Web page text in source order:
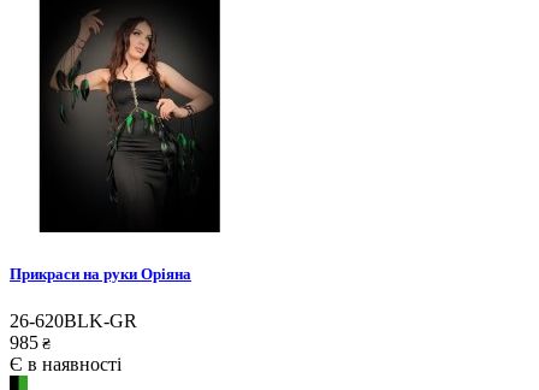
Прикраси на руки Оріяна
26-620BLK-GR
985 ₴
Є в наявності